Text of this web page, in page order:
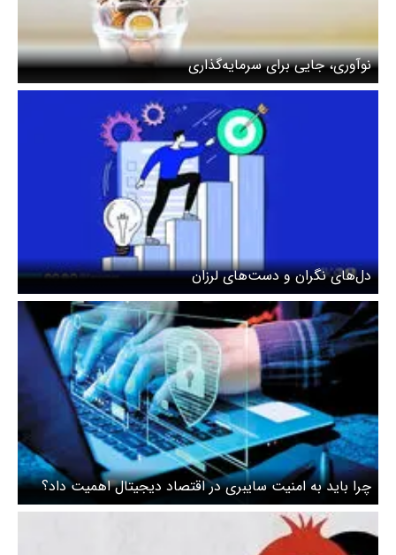
نوآوری، جایی برای سرمایه‌گذاری
دل‌های نگران و دست‌های لرزان
چرا باید به امنیت سایبری در اقتصاد دیجیتال اهمیت داد؟